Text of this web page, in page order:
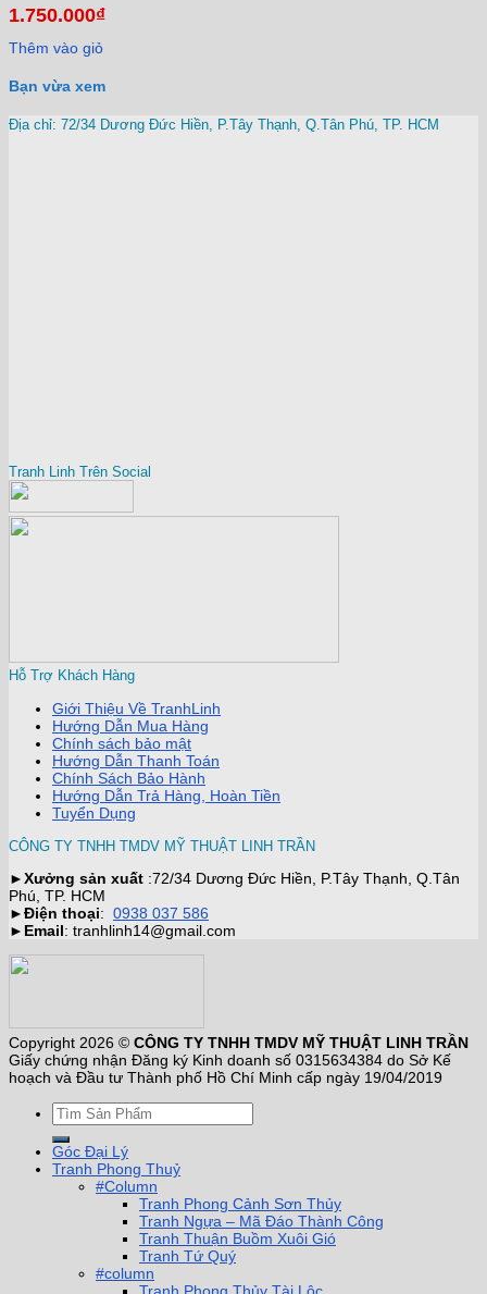
1.750.000₫
Thêm vào giỏ
Bạn vừa xem
Địa chỉ: 72/34 Dương Đức Hiền, P.Tây Thạnh, Q.Tân Phú, TP. HCM
Tranh Linh Trên Social
Hỗ Trợ Khách Hàng
Giới Thiệu Về TranhLinh
Hướng Dẫn Mua Hàng
Chính sách bảo mật
Hướng Dẫn Thanh Toán
Chính Sách Bảo Hành
Hướng Dẫn Trả Hàng, Hoàn Tiền
Tuyển Dụng
CÔNG TY TNHH TMDV MỸ THUẬT LINH TRẦN
►Xưởng sản xuất :72/34 Dương Đức Hiền, P.Tây Thạnh, Q.Tân
Phú, TP. HCM
►Điện thoại: 0938 037 586
► Email: tranhlinh14@gmail.com
Copyright 2026 © CÔNG TY TNHH TMDV MỸ THUẬT LINH TRẦN
Giấy chứng nhận Đăng ký Kinh doanh số 0315634384 do Sở Kế
hoạch và Đầu tư Thành phố Hồ Chí Minh cấp ngày 19/04/2019
Góc Đại Lý
Tranh Phong Thuỷ
#Column
Tranh Phong Cảnh Sơn Thủy
Tranh Ngựa – Mã Đáo Thành Công
Tranh Thuận Buồm Xuôi Gió
Tranh Tứ Quý
#column
Tranh Phong Thủy Tài Lộc